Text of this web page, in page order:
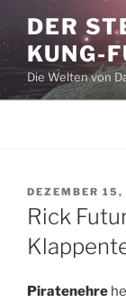
Zum
Inhalt
springen
DER
KUNG-
Die Welten von
AM
DEZEMBER 15,
Rick
Piratenehre